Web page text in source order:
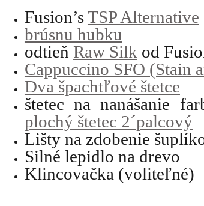
Fusion’s TSP Alternative
brúsnu hubku
odtieň Raw Silk od
Cappuccino SFO (Stain
Dva špachtľové štetce
štetec na nanášanie
plochý štetec 2´palcový
Lišty na zdobenie
Silné lepidlo na drevo
Klincovačka (voliteľné)